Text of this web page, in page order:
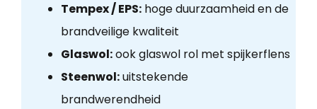
Tempex / EPS:hoge duurzaamheid en de
brandveilige kwaliteit
Glaswol:ook glaswol rol met spijkerflens
Steenwol:uitstekende
brandwerendheid